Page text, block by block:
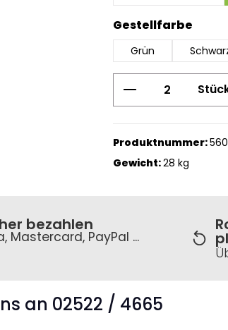
Gestellfarbe
Grün
Produkt
Produktnummer:
Gewicht:28 kg
bezahlen
Mastercard, PayPal ...
an 02522 / 4665